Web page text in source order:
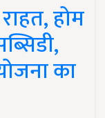
होम
का